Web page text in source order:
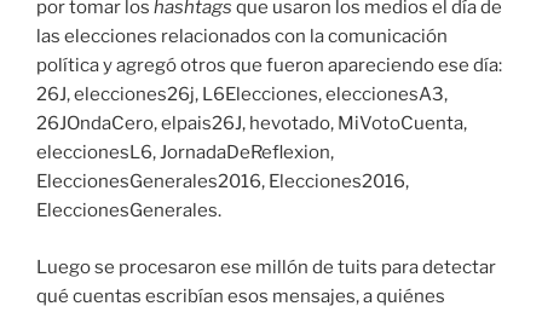
por tomar los hashtags que usaron los medios el día de
las elecciones relacionados con la comunicación
política y agregó otros que fueron apareciendo ese día:
26J, elecciones26j, L6Elecciones, eleccionesA3,
26JOndaCero, elpais26J, hevotado, MiVotoCuenta,
eleccionesL6, JornadaDeReflexion,
EleccionesGenerales2016, Elecciones2016,
EleccionesGenerales.
Luego se procesaron ese millón de tuits para detectar
qué cuentas escribían esos mensajes, a quiénes